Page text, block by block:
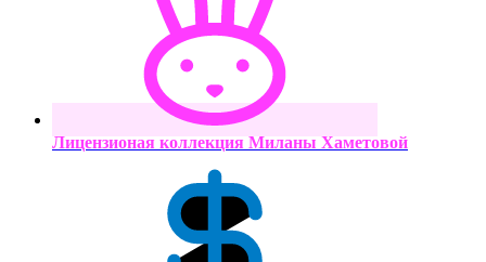
Лицензионая коллекция Миланы Хаметовой